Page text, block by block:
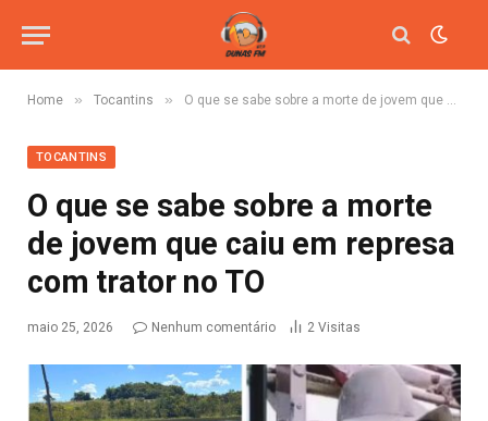
Home » Tocantins » O que se sabe sobre a morte de jovem que caiu em represa com trator no TO
TOCANTINS
O que se sabe sobre a morte
de jovem que caiu em represa
com trator no TO
maio 25, 2026 Nenhum comentário 2 Visitas